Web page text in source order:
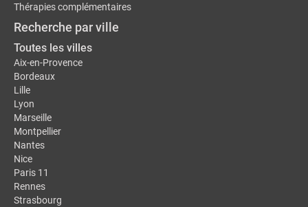
Thérapies complémentaires
Recherche par ville
Toutes les villes
Aix-en-Provence
Bordeaux
Lille
Lyon
Marseille
Montpellier
Nantes
Nice
Paris 11
Rennes
Strasbourg